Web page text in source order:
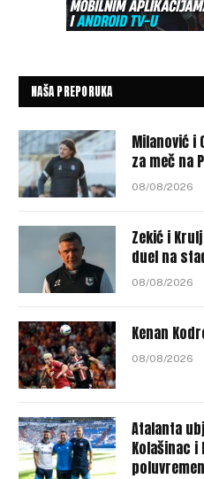
NAŠA PREPORUKA
Milanović i
za meč na
08/08/2026
Zekić i
duel na
08/08/2026
Kenan
08/08/2026
Atalanta
Kolašinac